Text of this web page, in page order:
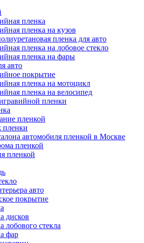
пленка
пленка на кузов
пленка для авто
пленка на лобовое стекло
пленка на фары
авто
покрытие
пленка на мотоцикл
пленка на велосипед
пленки
пленкой
пленки
автомобиля пленкой в Москве
пленкой
пленкой
авто
покрытие
дисков
лобового стекла
фар